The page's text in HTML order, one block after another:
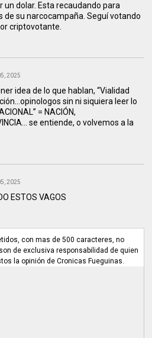
un dolar. Esta recaudando para
de su narcocampaña. Seguí votando
criptovotante.
2025
idea de lo que hablan, “Vialidad
sin ni siquiera leer lo
= NACIÓN,
se entiende, o volvemos a la
2025
ESTOS VAGOS
con mas de 500 caracteres, no
de exclusiva responsabilidad de quien
la opinión de Cronicas Fueguinas.